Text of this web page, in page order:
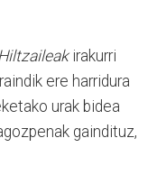
Hiltzaileakirakurri
ere harridura
urak bidea
gaindituz,